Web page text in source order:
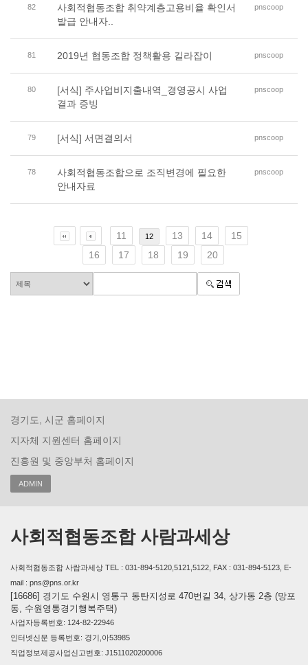
82
사회적협동조합 취약계층고용비율 확인서
발급 안내자..
pnscoop
81 2019년 협동조합 정책활용 길라잡이 pnscoop
80
[서식] 주사업비지출내역_경영공시 사업
결과 증빙
pnscoop
79 [서식] 서면결의서 pnscoop
78
사회적협동조합으로 조직변경에 필요한
안내자료
pnscoop
11 12 13 14
15
16
17 18 19 20
경기도, 시군 홈페이지
지자체 지원센터 홈페이지
진흥원 및 중앙부처 홈페이지
ADMIN
사회적협동조합 사람과세상
사회적협동조합 사람과세상 TEL : 031-894-5120,5121,5122, FAX : 031-894-5123, E-
mail : pns@pns.or.kr
[16686] 경기도 수원시 영통구 동탄지성로 470번길 34, 상가동 2층 (망포
동, 수원영통경기행복주택)
사업자등록번호: 124-82-22946
인터넷신문 등록번호: 경기,아53985
직업정보제공사업신고번호: J1511020200006